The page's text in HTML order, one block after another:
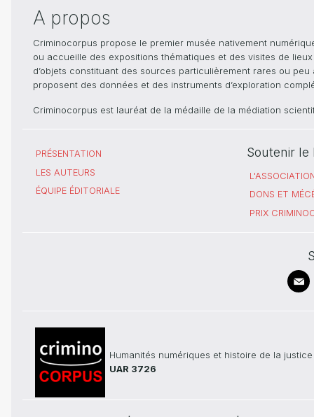
A propos
Criminocorpus propose le premier musée nativement
ou accueille des expositions thématiques et des visites de
d’objets constituant des sources particulièrement rares ou
proposent des données et des instruments d’exploration
Criminocorpus est lauréat de la médaille de la médiation
PRÉSENTATION
LES AUTEURS
ÉQUIPE ÉDITORIALE
Soutenir le
DONS ET
PRIX
Humanités numériques et histoire de la justice
UAR 3726